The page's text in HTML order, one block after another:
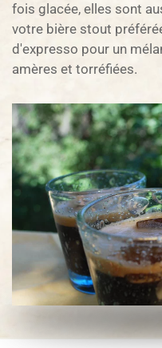
fois glacée, elles sont
votre bière stout
d'expresso pour un
amères et torréfiées.